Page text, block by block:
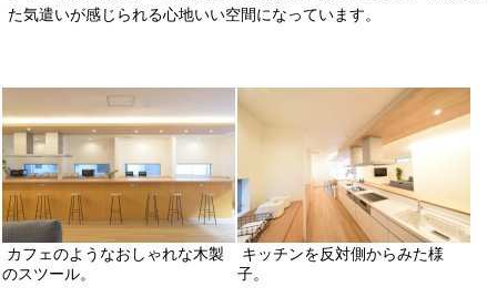
た気遣いが感じられる心地いい空間になっています。
カフェのようなおしゃれな木製
のスツール。
キッチンを反対側からみた様
子。